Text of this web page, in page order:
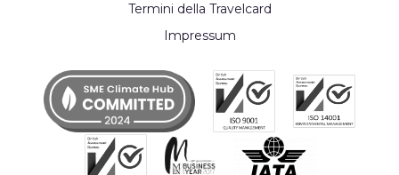
Termini della Travelcard
Impressum